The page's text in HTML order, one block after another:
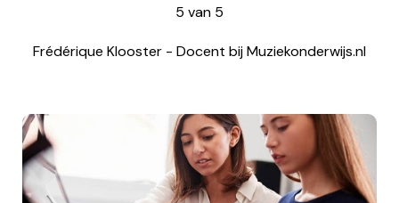
5 van 5
Frédérique Klooster - Docent bij Muziekonderwijs.nl